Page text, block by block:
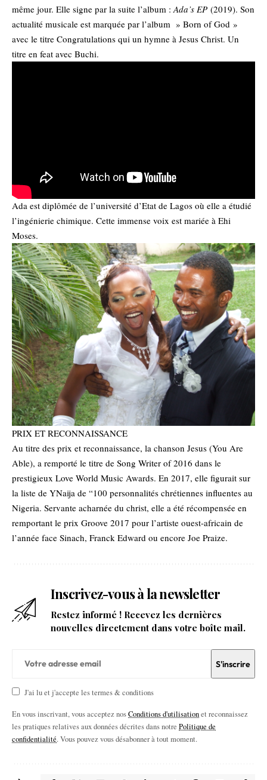
même jour. Elle signe par la suite l’album : Ada’s EP (2019). Son
actualité musicale est marquée par l’album » Born of God »
avec le titre Congratulations qui un hymne à Jesus Christ. Un
titre en feat avec Buchi.
Ada est diplômée de l’université d’Etat de Lagos où elle a étudié
l’ingénierie chimique. Cette immense voix est mariée à Ehi
Moses.
PRIX ET RECONNAISSANCE
Au titre des prix et reconnaissance, la chanson Jesus (You Are
Able), a remporté le titre de Song Writer of 2016 dans le
prestigieux Love World Music Awards. En 2017, elle figurait sur
la liste de YNaija de “100 personnalités chrétiennes influentes au
Nigeria. Servante acharnée du christ, elle a été récompensée en
remportant le prix Groove 2017 pour l’artiste ouest-africain de
l’année face Sinach, Franck Edward ou encore Joe Praize.
Inscrivez-vous à la newsletter
Restez informé ! Recevez les dernières
nouvelles directement dans votre boîte mail.
J'ai lu et j'accepte les termes & conditions
En vous inscrivant, vous acceptez nosConditions d'utilisationet reconnaissez
les pratiques relatives aux données décrites dans notre Politique de
confidentialité. Vous pouvez vous désabonner à tout moment.